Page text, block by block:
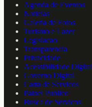
Agenda de Eventos
Noticias
Galeria de Fotos
Turismo e Lazer
Legislacao
Transparencia
Privacidade
Acessibilidade Digital
Governo Digital
Carta de Servicos
Painel Publico
Busca de Servicos